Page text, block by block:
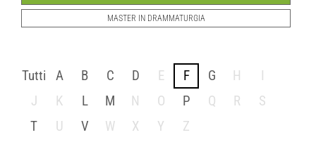
MASTER IN DRAMMATURGIA
Tutti A B C D E F G H
I
J
K L M N O P Q R
S
T
U V W X Y Z